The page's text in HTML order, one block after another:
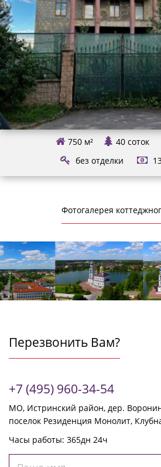
750 м² 40 соток
без отделки
Фотогалерея
Перезвонить Вам?
+7 (495) 960-34-54
МО, Истринский район, дер.
поселок Резиденция Монолит,
Часы работы: 365дн 24ч